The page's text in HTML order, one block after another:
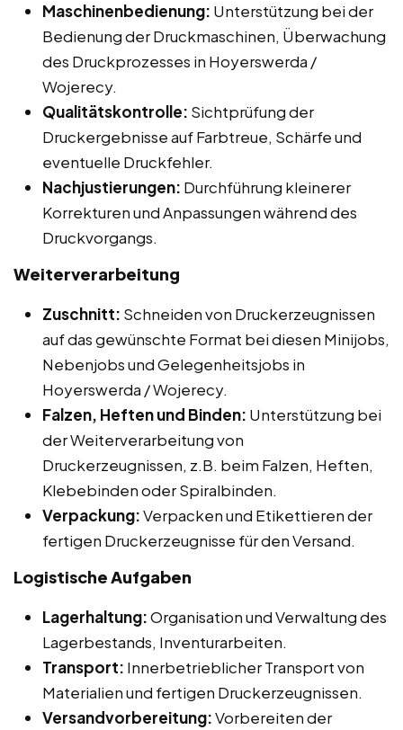
Maschinenbedienung: Unterstützung bei der
Bedienung der Druckmaschinen, Überwachung
des Druckprozesses in Hoyerswerda /
Wojerecy.
Qualitätskontrolle: Sichtprüfung der
Druckergebnisse auf Farbtreue, Schärfe und
eventuelle Druckfehler.
Nachjustierungen: Durchführung kleinerer
Korrekturen und Anpassungen während des
Druckvorgangs.
Weiterverarbeitung
Zuschnitt: Schneiden von Druckerzeugnissen
auf das gewünschte Format bei diesen Minijobs,
Nebenjobs und Gelegenheitsjobs in
Hoyerswerda / Wojerecy.
Falzen, Heften und Binden: Unterstützung bei
der Weiterverarbeitung von
Druckerzeugnissen, z.B. beim Falzen, Heften,
Klebebinden oder Spiralbinden.
Verpackung:Verpacken und Etikettieren der
fertigen Druckerzeugnisse für den Versand.
Logistische Aufgaben
Lagerhaltung:Organisation und Verwaltung des
Lagerbestands, Inventurarbeiten.
Transport: Innerbetrieblicher Transport von
Materialien und fertigen Druckerzeugnissen.
Versandvorbereitung:Vorbereiten der